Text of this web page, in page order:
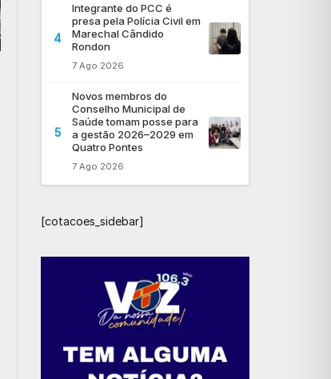
4
Integrante do PCC é
presa pela Polícia Civil em
Marechal Cândido
Rondon
7 Ago 2026
5
Novos membros do
Conselho Municipal de
Saúde tomam posse para
a gestão 2026–2029 em
Quatro Pontes
7 Ago 2026
[cotacoes_sidebar]